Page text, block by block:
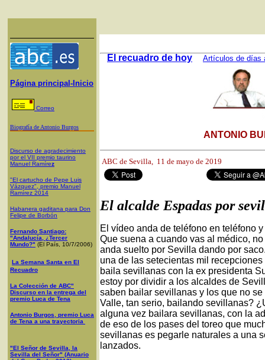
Página principal-Inicio
Correo
Biografía de Antonio Burgos
Discurso de agradecimiento
por el VII premio taurino
Manuel Ramírez
"El cartucho de Pepe Luis
Vázquez", premio Manuel
Ramírez 2014
Habanera gaditana para Don
Felipe de Borbón
Fernando Santiago:
"Andalucía, ¿Tercer
Mundo?" (El País, 10/7/2006)
La Semana Santa en El
Recuadro
La Colección de ABC"
Discurso en la entrega del
premio Luca de Tena
Antonio Burgos, premio Luca
de Tena a una trayectoria
"El Señor de Sevilla, la
Sevilla del Señor" (Anuario
El recuadro de hoy Artículos de días
ANTONIO
ABC de Sevilla, 11 de mayo de 2019
El alcalde Espadas por
El vídeo anda de teléfono en teléfono
Que suena a cuando vas al médico,
anda suelto por Sevilla dando por
una de las setecientas mil
baila sevillanas con la ex presidenta
estoy por dividir a los alcaldes de
saben bailar sevillanas y los que no
Valle, tan serio, bailando sevillanas?
alguna vez bailara sevillanas, con la
de eso de los pases del toreo que
sevillanas es pegarle naturales a una
lanzados.